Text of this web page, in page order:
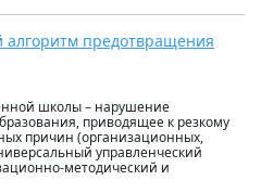
алгоритм предотвращения
школы – нарушение
приводящее к резкому
причин (организационных,
управленческий
методический и